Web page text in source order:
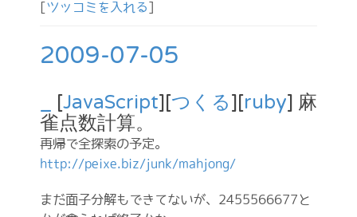
ツッコミを入れる
2009-07-05
[JavaScript][つくる][ruby] 麻
雀点数計算。
再帰で全探索の予定。
http://peixe.biz/junk/mahjong/
まだ面子分解もできてないが、2455566677と